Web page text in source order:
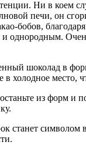
Ни в коем
печи, он
бобов,
однородным.
шоколад в
в холодное место,
из форм и
станет символом